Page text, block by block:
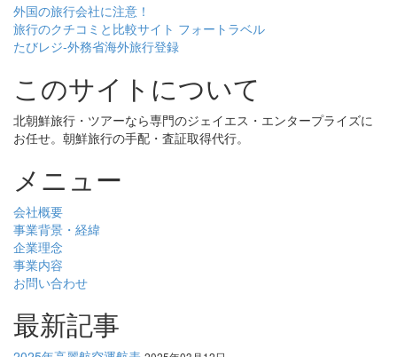
外国の旅行会社に注意！
旅行のクチコミと比較サイト フォートラベル
たびレジ-外務省海外旅行登録
このサイトについて
北朝鮮旅行・ツアーなら専門のジェイエス・エンタープライズに
お任せ。朝鮮旅行の手配・査証取得代行。
メニュー
会社概要
事業背景・経緯
企業理念
事業内容
お問い合わせ
最新記事